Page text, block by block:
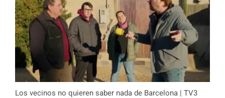
Los vecinos no quieren saber nada de Barcelona | TV3